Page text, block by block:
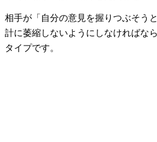
相手が「自分の意見を握りつぶそう
計に萎縮しないようにしなければな
タイプです。